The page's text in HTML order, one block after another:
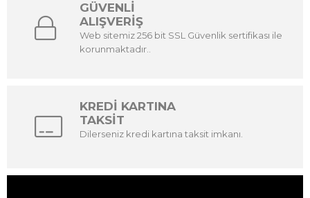
GÜVENLİ
ALIŞVERİŞ
Web sitemiz 256 bit SSL Güvenlik sertifikası ile
korunmaktadır..
KREDİ KARTINA
TAKSİT
Dilerseniz kredi kartına taksit imkanı.